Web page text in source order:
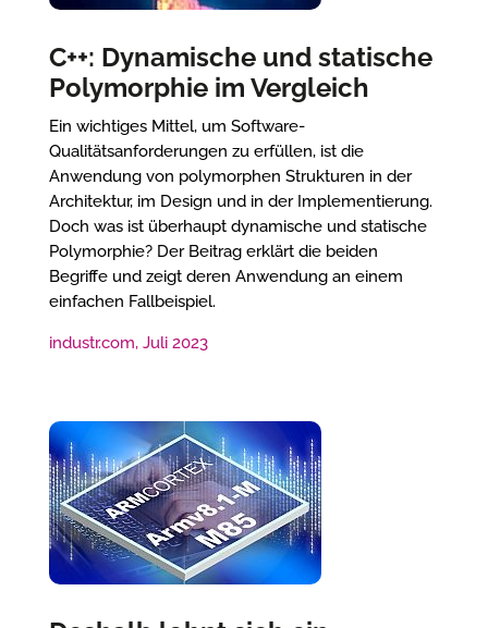
C++: Dynamische und statische
Polymorphie im Vergleich
Ein wichtiges Mittel, um Software-
Qualitätsanforderungen zu erfüllen, ist die
Anwendung von polymorphen Strukturen in der
Architektur, im Design und in der Implementierung.
Doch was ist überhaupt dynamische und statische
Polymorphie? Der Beitrag erklärt die beiden
Begriffe und zeigt deren Anwendung an einem
einfachen Fallbeispiel.
industr.com, Juli 2023